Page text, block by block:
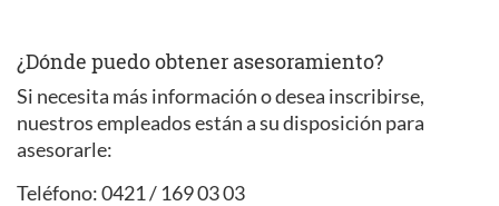
¿Dónde puedo obtener asesoramiento?
Si necesita más información o desea inscribirse,
nuestros empleados están a su disposición para
asesorarle:
Teléfono: 0421 / 169 03 03